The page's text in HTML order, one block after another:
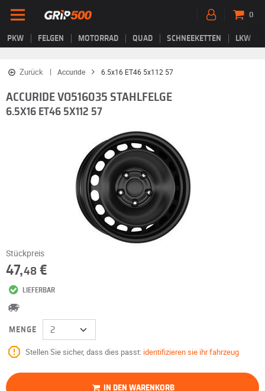
PKW FELGEN MOTORRAD QUAD SCHNEEKETTEN LKW
0
Zurück Accuride 6.5x16 ET46 5x112 57
ACCURIDE VO516035 STAHLFELGE
6.5X16 ET46 5X112 57
Stückpreis
47,48 €
LIEFERBAR
MENGE
Stellen Sie sicher, dass dies passt: identifizieren sie ihr fahrzeug
IN DEN WARENKORB